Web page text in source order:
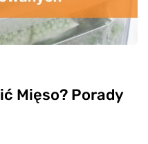
Mięso? Porady